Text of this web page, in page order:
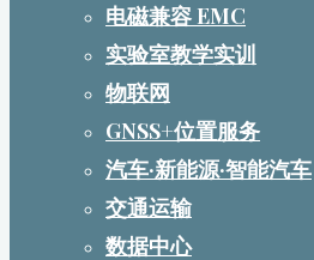
电磁兼容 EMC
实验室教学实训
物联网
GNSS+位置服务
汽车·新能源·智能汽车
交通运输
数据中心